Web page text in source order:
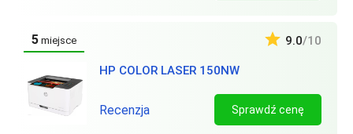
5 miejsce
HP COLOR LASER 150NW
9.0/10
Recenzja Sprawdź cenę